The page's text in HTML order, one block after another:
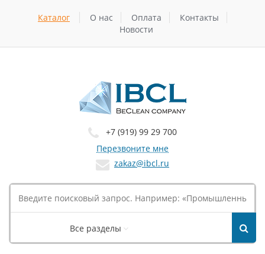
Каталог О нас Оплата
Контакты
Новости
+7 (919) 99 29 700
Перезвоните мне
zakaz@ibcl.ru
Все разделы